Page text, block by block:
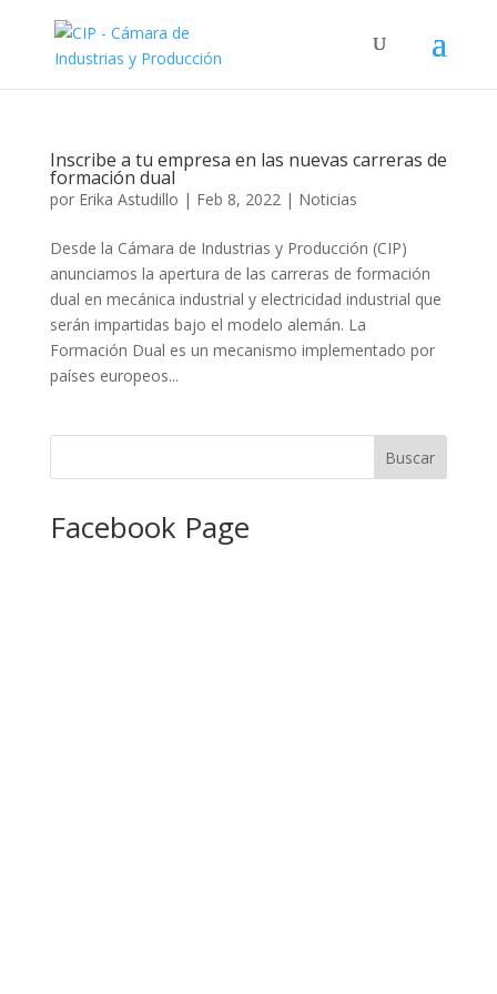
Inscribe a tu empresa en las nuevas carreras de
formación dual
por Erika Astudillo | Feb 8, 2022| Noticias
Desde la Cámara de Industrias y Producción (CIP)
anunciamos la apertura de las carreras de formación
dual en mecánica industrial y electricidad industrial que
serán impartidas bajo el modelo alemán. La
Formación Dual es un mecanismo implementado por
países europeos...
Facebook Page